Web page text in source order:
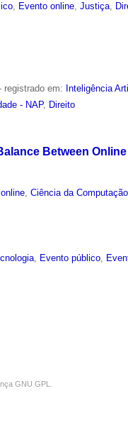
, Evento online,Justiça,
em: Inteligência
- NAP, Direito
Between
,Ciência da Computação
, Evento público,
GNU GPL